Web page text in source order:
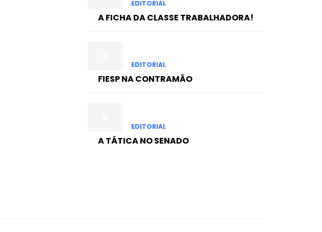
EDITORIAL
A FICHA DA CLASSE TRABALHADORA!
EDITORIAL
FIESP NA CONTRAMÃO
EDITORIAL
A TÁTICA NO SENADO